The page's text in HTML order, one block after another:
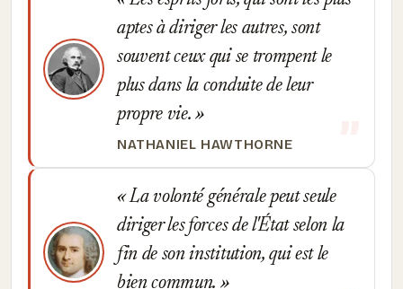
aptes à diriger les autres, sont
souvent ceux qui se trompent le
plus dans la conduite de leur
propre vie.
NATHANIEL HAWTHORNE
La volonté générale peut seule
diriger les forces de l'État selon la
fin de son institution, qui est le
bien commun.